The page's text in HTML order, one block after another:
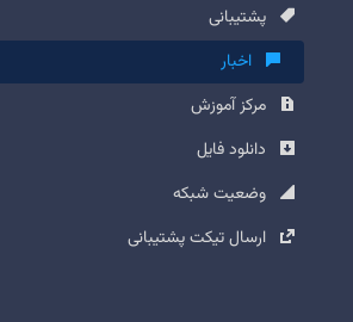
پشتیبانی
اخبار
مرکز آموزش
دانلود فایل
وضعیت شبکه
ارسال تیکت پشتیبانی